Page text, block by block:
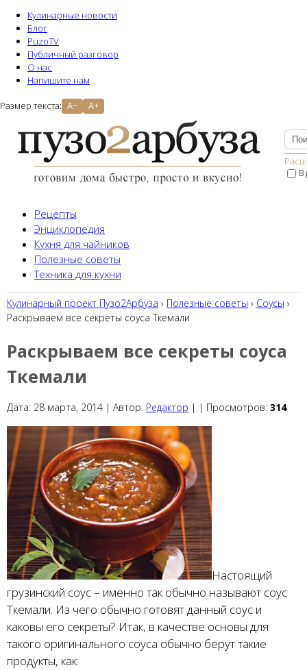
Кулинарные новости
Блог
PuzoTV
Публичный разговор
О нас
Напишите нам
Размер текста: A− A+
В
Рецепты
Энциклопедия
Кухня для чайников
Полезные советы
Техника для кухни
Кулинарный проект Пузо2Aрбуза › Полезные советы › Соусы ›
Раскрываем все секреты соуса Ткемали
Раскрываем все секреты соуса
Ткемали
Дата: 28 марта, 2014 | Автор: Редактор | | Просмотров: 314
Настоящий
грузинский соус – именно так обычно называют соус
Ткемали. Из чего обычно готовят данный соус и
каковы его секреты? Итак, в качестве основы для
такого оригинального соуса обычно берут такие
продукты, как: